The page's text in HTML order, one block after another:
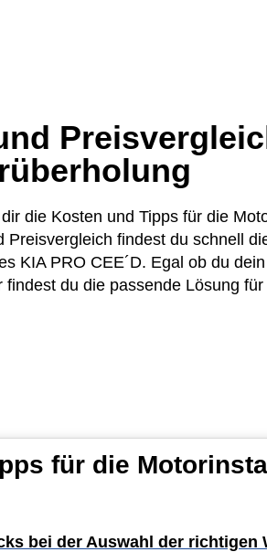
die Kosten und Tipps für die
Preisvergleich findest du schnell
KIA PRO CEE´D. Egal ob du
findest du die passende Lösung
für die
bei der Auswahl der richtigen